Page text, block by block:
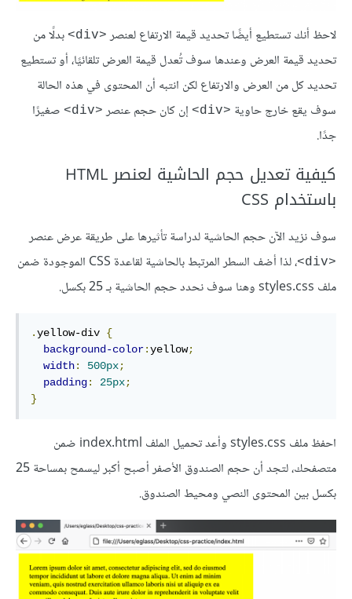
لاحظ أنك تستطيع أيضًا تحديد قيمة الارتفاع لعنصر <div>
بدلًا من
تحديد قيمة العرض وعندها سوف تُعدل قيمة العرض تلقائيًا، أو تستطيع
تحديد كل من العرض والارتفاع لكن انتبه أن المحتوى في هذه الحالة
سوف يقع خارج حاوية <div> إن كان حجم عنصر <div>
صغيرًا
جدًا.
كيفية تعديل حجم الحاشية لعنصر HTML
باستخدام CSS
سوف نزيد الآن حجم الحاشية لدراسة تأثيرها على طريقة عرض عنصر
<div>
، لذا أضف السطر المرتبط بالحاشية لقاعدة CSS الموجودة ضمن
ملف styles.css وهنا سوف نحدد حجم الحاشية بـ 25 بكسل.
.yellow-div {
background-color:yellow;
width: 500px;
padding: 25px;
}
احفظ ملف styles.css وأعد تحميل الملف index.html ضمن
متصفحك، لتجد أن حجم الصندوق الأصفر أصبح أكبر ليسمح بمساحة 25
بكسل بين المحتوى النصي ومحيط الصندوق.